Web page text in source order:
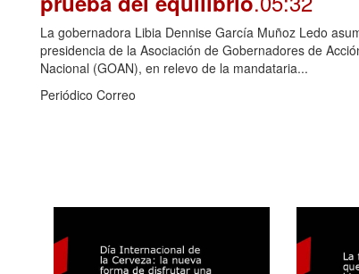
La gobernadora Libia Dennise García Muñoz Ledo
presidencia de la Asociación de Gobernadores de
Nacional (GOAN), en relevo de la mandataria...
Periódico Correo